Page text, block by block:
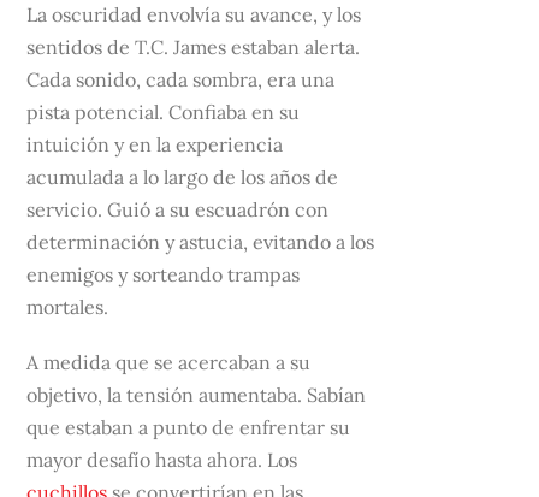
La oscuridad envolvía su avance, y los
sentidos de T.C. James estaban alerta.
Cada sonido, cada sombra, era una
pista potencial. Confiaba en su
intuición y en la experiencia
acumulada a lo largo de los años de
servicio. Guió a su escuadrón con
determinación y astucia, evitando a los
enemigos y sorteando trampas
mortales.
A medida que se acercaban a su
objetivo, la tensión aumentaba. Sabían
que estaban a punto de enfrentar su
mayor desafío hasta ahora. Los
cuchillos se convertirían en las